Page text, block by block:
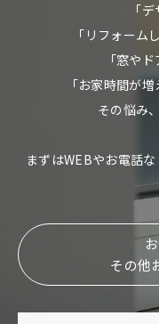
「
「リフォーム
「窓や
「お家時間が
その悩み
まずはWEBやお電話
その他